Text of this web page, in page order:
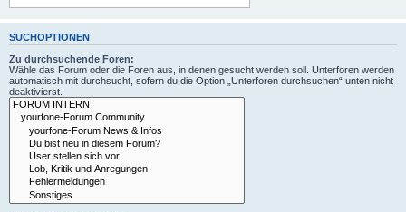
SUCHOPTIONEN
Zu durchsuchende Foren:
Wähle das Forum oder die Foren aus, in denen gesucht werden soll. Unterforen werden
automatisch mit durchsucht, sofern du die Option „Unterforen durchsuchen“ unten nicht
deaktivierst.